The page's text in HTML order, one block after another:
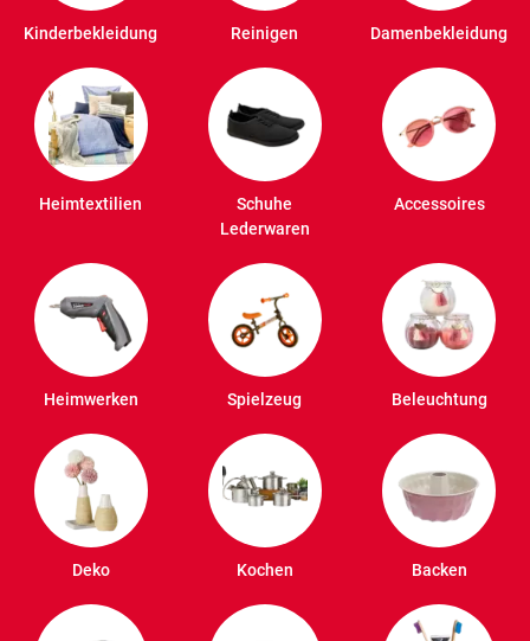
Kinderbekleidung Reinigen Damenbekleidung
Heimtextilien
Schuhe
Lederwaren
Accessoires
Heimwerken Spielzeug Beleuchtung
Deko Kochen Backen